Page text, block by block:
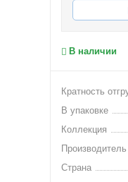
В наличии
Кратность
В упаковке
Коллекция
Производитель
Страна